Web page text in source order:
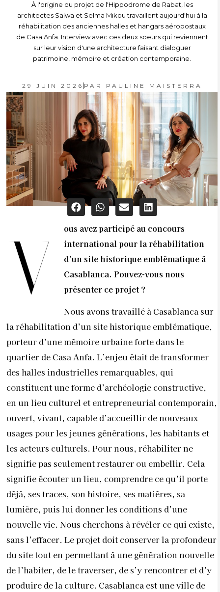
À l'origine du projet de l'Hippodrome de Rabat, les
architectes Salwa et Selma Mikou travaillent aujourd'hui à la
réhabilitation des anciennes halles et hangars aéropostaux
de Casa Anfa. Interview avec ces deux soeurs qui reviennent
sur leur vision d'une architecture faisant dialoguer
patrimoine, mémoire et création contemporaine.
29 JUIN 2026 PAR PAULINE MAISTERRA
V
ous avez participé au concours
international pour la réhabilitation
d’un site historique emblématique à
Casablanca. Pouvez-vous nous
présenter ce projet ?
Nous avons travaillé à Casablanca sur
la réhabilitation d’un site historique emblématique,
porteur d’une mémoire urbaine forte dans le
quartier de Casa Anfa. L’enjeu était de transformer
des halles industrielles remarquables, qui
constituent une forme d’archéologie constructive,
en un lieu culturel et entrepreneurial contemporain,
ouvert, vivant, capable d’accueillir de nouveaux
usages pour les jeunes générations, les habitants et
les acteurs culturels. Pour nous, réhabiliter ne
signifie pas seulement restaurer ou embellir. Cela
signifie écouter un lieu, comprendre ce qu’il porte
déjà, ses traces, son histoire, ses matières, sa
lumière, puis lui donner les conditions d’une
nouvelle vie. Nous cherchons à révéler ce qui existe,
sans l’effacer. Le projet doit conserver la profondeur
du site tout en permettant à une génération nouvelle
de l’habiter, de le traverser, de s’y rencontrer et d’y
produire de la culture. Casablanca est une ville de